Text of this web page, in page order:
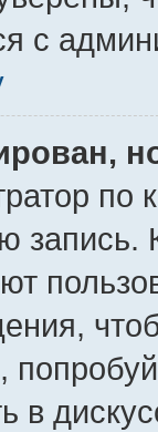
с
по
запись.
в